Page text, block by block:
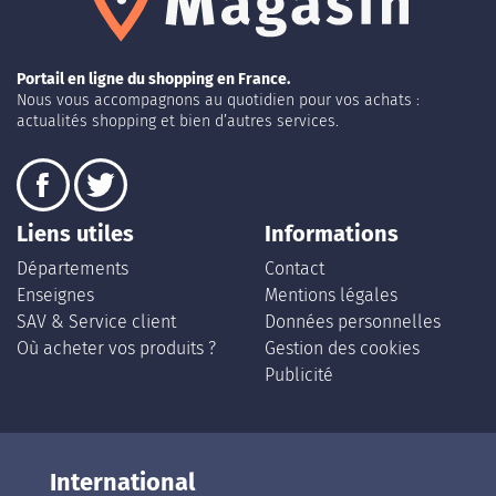
Portail en ligne du shopping en France.
Nous vous accompagnons au quotidien pour vos achats :
actualités shopping et bien d’autres services.
Liens utiles
Départements
Enseignes
SAV & Service client
Où acheter vos produits ?
Informations
Contact
Mentions légales
Données personnelles
Gestion des cookies
Publicité
International